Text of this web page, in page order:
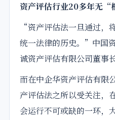
资产评估行业20多年无“
“资产评估法一旦通过，
统一法律的历史。”中国
诚资产评估有限公司董事
而在中企华资产评估有限
产评估法之所以受关注，
会运行不可或缺的一环，